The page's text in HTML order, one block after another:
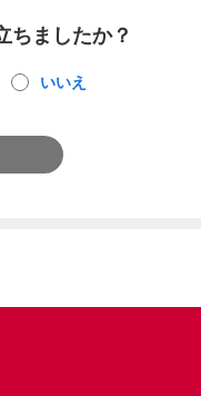
ちましたか？
いいえ